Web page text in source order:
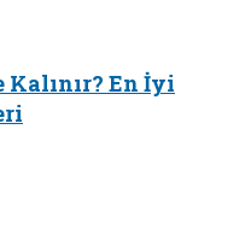
Kalınır? En İyi